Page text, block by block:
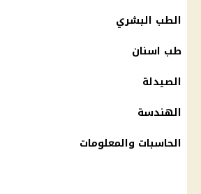
الطب البشري
طب اسنان
الصيدلة
الهندسة
الحاسبات والمعلومات